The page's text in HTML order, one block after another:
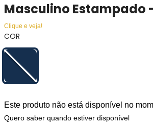
Masculino Estampado
Clique e veja!
COR
Este produto não está disponível no
Quero saber quando estiver disponível